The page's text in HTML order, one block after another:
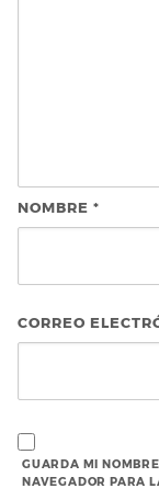
NOMBRE *
CORREO
GUARDA MI
NAVEGADOR PARA